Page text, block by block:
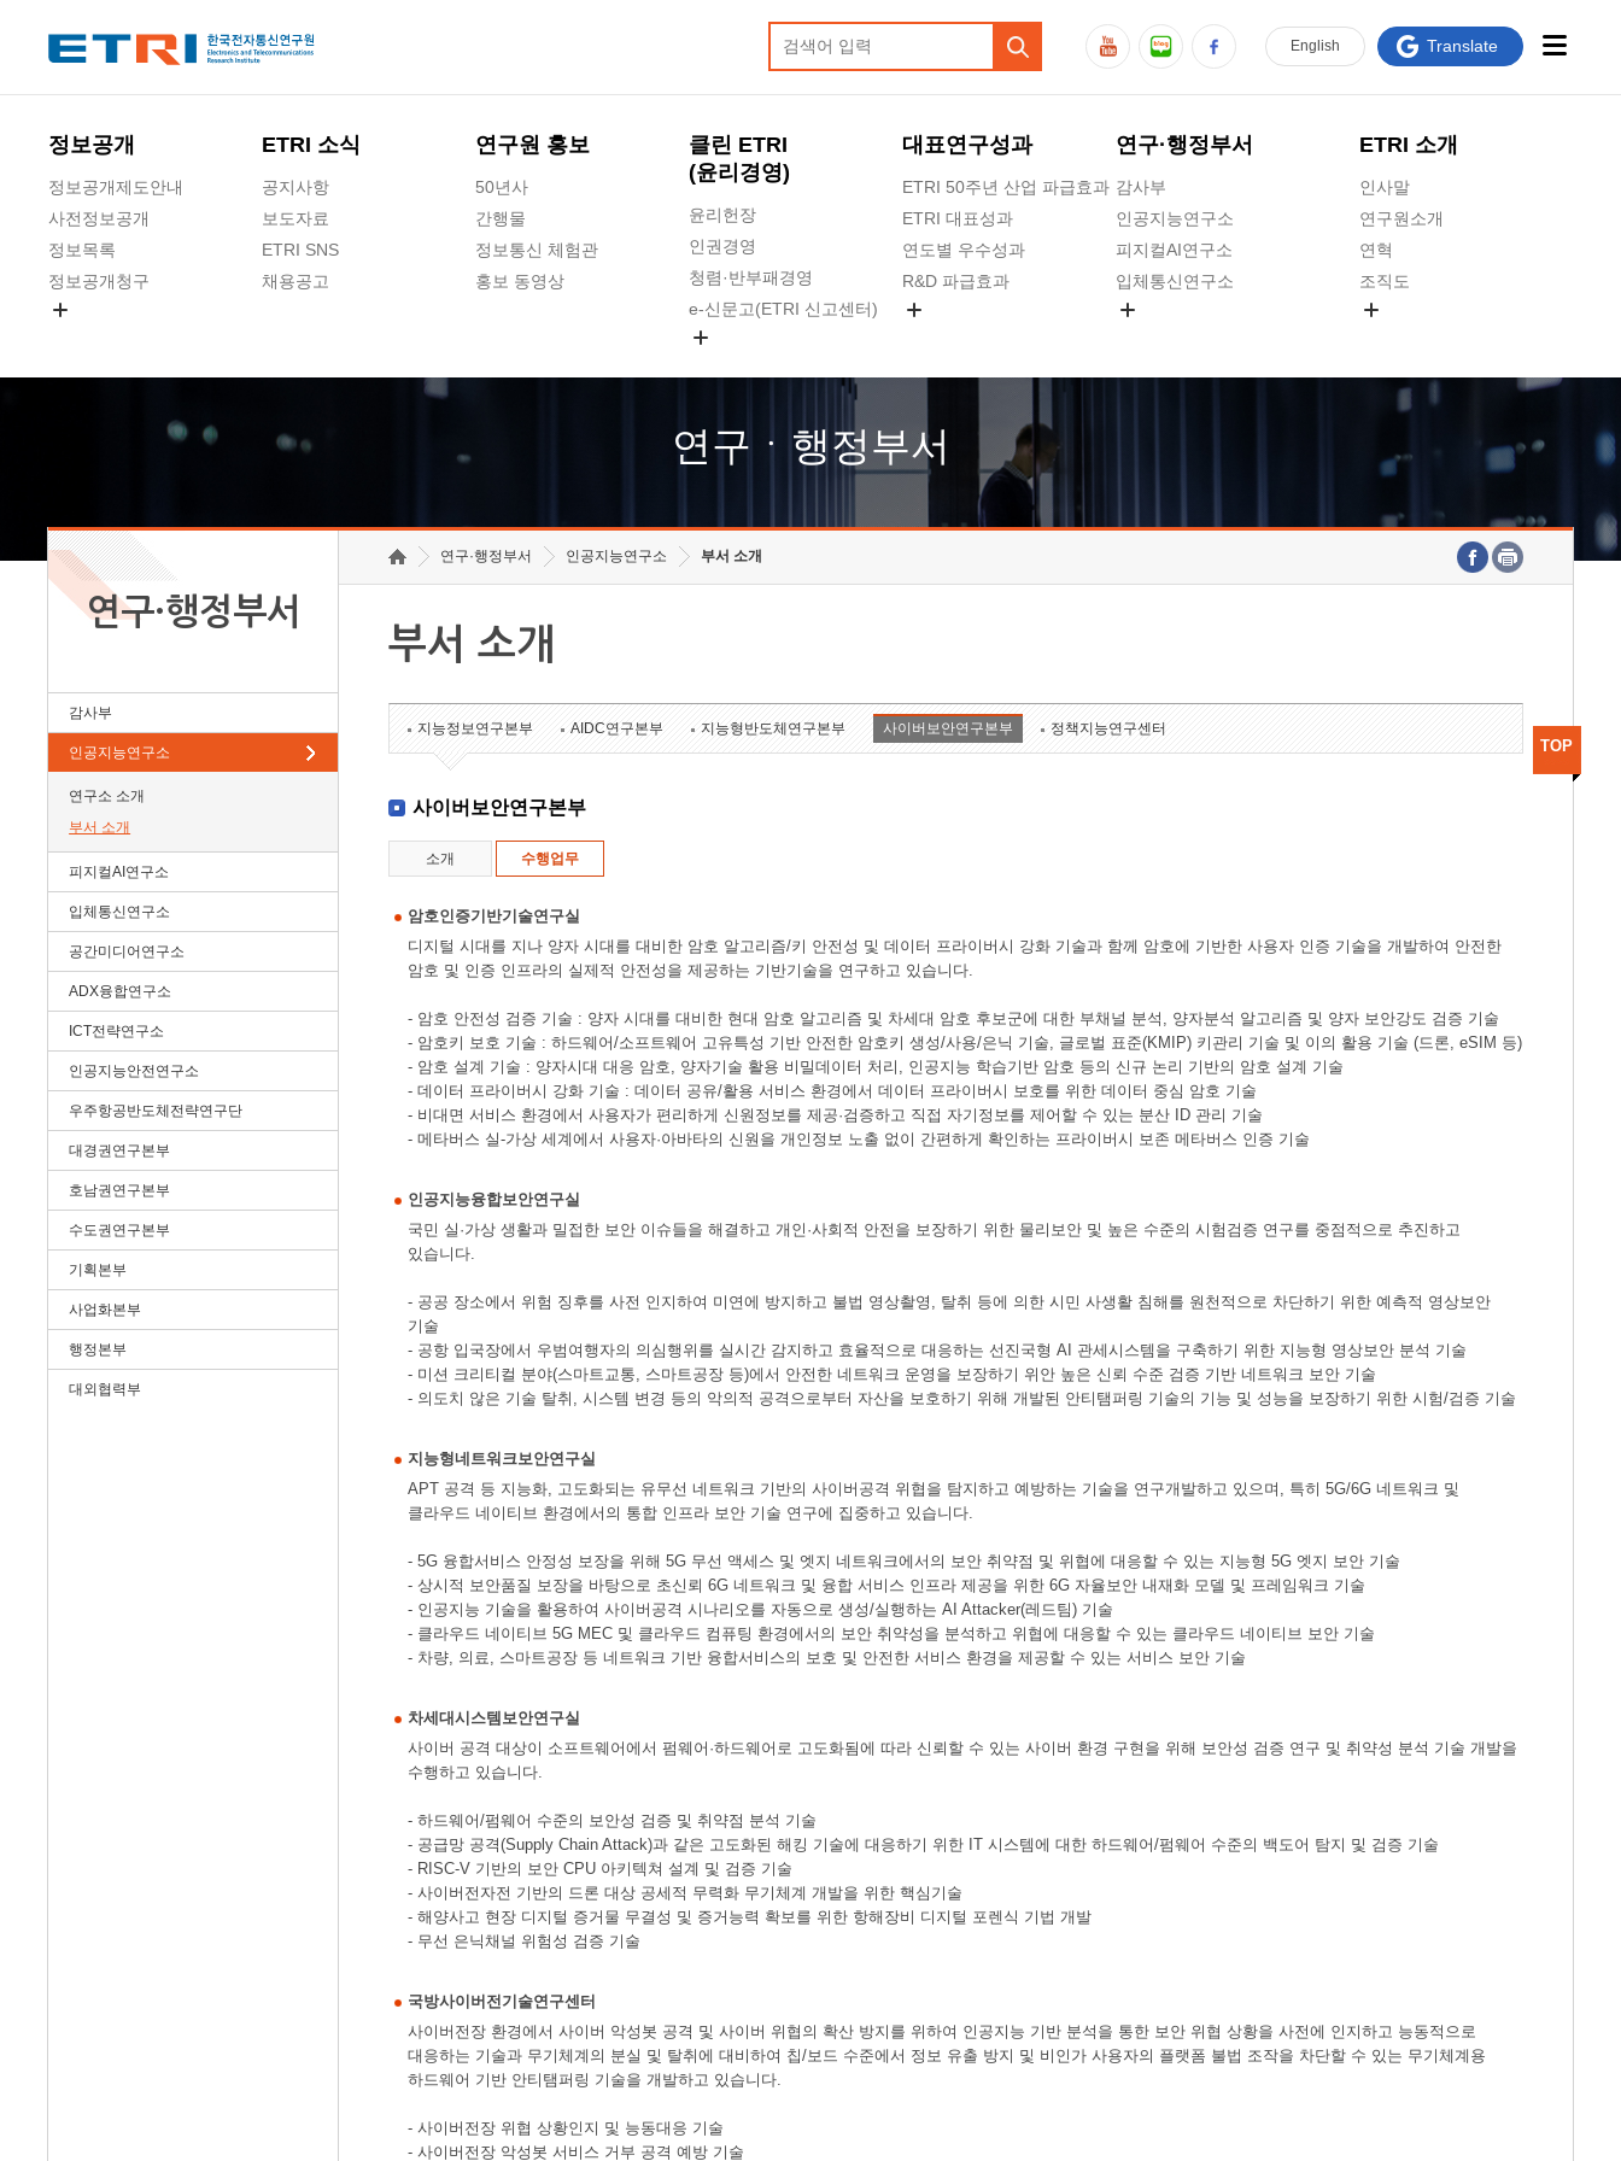
정보공개
정보공개제도안내
사전정보공개
정보목록
정보공개청구
ETRI 소식
공지사항
보도자료
ETRI SNS
채용공고
연구원 홍보
50년사
간행물
정보통신 체험관
홍보 동영상
클린 ETRI
(윤리경영)
윤리헌장
인권경영
청렴·반부패경영
e-신문고(ETRI 신고센터)
고객의소리
수의계약 현황
대표연구성과
ETRI 50주년 산업 파급효과
ETRI 대표성과
연도별 우수성과
R&D 파급효과
연구·행정부서
감사부
인공지능연구소
피지컬AI연구소
입체통신연구소
호남권연구본부
기획본부
ETRI 소개
인사말
연구원소개
연혁
조직도
연구원 고객헌장
주요업무연락처
English Translate
연구ㆍ행정부서
연구·행정부서
감사부
인공지능연구소
연구소 소개
부서 소개
피지컬AI연구소
입체통신연구소
공간미디어연구소
ADX융합연구소
ICT전략연구소
인공지능안전연구소
우주항공반도체전략연구단
대경권연구본부
호남권연구본부
수도권연구본부
기획본부
사업화본부
행정본부
대외협력부
연구·행정부서 인공지능연구소 부서 소개
부서 소개
지능정보연구본부 AIDC연구본부 지능형반도체연구본부 사이버보안연구본부 정책지능연구센터
사이버보안연구본부
소개 수행업무
암호인증기반기술연구실
디지털 시대를 지나 양자 시대를 대비한 암호 알고리즘/키 안전성 및 데이터 프라이버시 강화 기술과 함께 암호에 기반한 사용자 인증 기술을 개발하여 안전한
암호 및 인증 인프라의 실제적 안전성을 제공하는 기반기술을 연구하고 있습니다.
- 암호 안전성 검증 기술 : 양자 시대를 대비한 현대 암호 알고리즘 및 차세대 암호 후보군에 대한 부채널 분석, 양자분석 알고리즘 및 양자 보안강도 검증 기술
- 암호키 보호 기술 : 하드웨어/소프트웨어 고유특성 기반 안전한 암호키 생성/사용/은닉 기술, 글로벌 표준(KMIP) 키관리 기술 및 이의 활용 기술 (드론, eSIM 등)
- 암호 설계 기술 : 양자시대 대응 암호, 양자기술 활용 비밀데이터 처리, 인공지능 학습기반 암호 등의 신규 논리 기반의 암호 설계 기술
- 데이터 프라이버시 강화 기술 : 데이터 공유/활용 서비스 환경에서 데이터 프라이버시 보호를 위한 데이터 중심 암호 기술
- 비대면 서비스 환경에서 사용자가 편리하게 신원정보를 제공·검증하고 직접 자기정보를 제어할 수 있는 분산 ID 관리 기술
- 메타버스 실-가상 세계에서 사용자·아바타의 신원을 개인정보 노출 없이 간편하게 확인하는 프라이버시 보존 메타버스 인증 기술
인공지능융합보안연구실
국민 실·가상 생활과 밀접한 보안 이슈들을 해결하고 개인·사회적 안전을 보장하기 위한 물리보안 및 높은 수준의 시험검증 연구를 중점적으로 추진하고
있습니다.
- 공공 장소에서 위험 징후를 사전 인지하여 미연에 방지하고 불법 영상촬영, 탈취 등에 의한 시민 사생활 침해를 원천적으로 차단하기 위한 예측적 영상보안
기술
- 공항 입국장에서 우범여행자의 의심행위를 실시간 감지하고 효율적으로 대응하는 선진국형 AI 관세시스템을 구축하기 위한 지능형 영상보안 분석 기술
- 미션 크리티컬 분야(스마트교통, 스마트공장 등)에서 안전한 네트워크 운영을 보장하기 위안 높은 신뢰 수준 검증 기반 네트워크 보안 기술
- 의도치 않은 기술 탈취, 시스템 변경 등의 악의적 공격으로부터 자산을 보호하기 위해 개발된 안티탬퍼링 기술의 기능 및 성능을 보장하기 위한 시험/검증 기술
지능형네트워크보안연구실
APT 공격 등 지능화, 고도화되는 유무선 네트워크 기반의 사이버공격 위협을 탐지하고 예방하는 기술을 연구개발하고 있으며, 특히 5G/6G 네트워크 및
클라우드 네이티브 환경에서의 통합 인프라 보안 기술 연구에 집중하고 있습니다.
- 5G 융합서비스 안정성 보장을 위해 5G 무선 액세스 및 엣지 네트워크에서의 보안 취약점 및 위협에 대응할 수 있는 지능형 5G 엣지 보안 기술
- 상시적 보안품질 보장을 바탕으로 초신뢰 6G 네트워크 및 융합 서비스 인프라 제공을 위한 6G 자율보안 내재화 모델 및 프레임워크 기술
- 인공지능 기술을 활용하여 사이버공격 시나리오를 자동으로 생성/실행하는 AI Attacker(레드팀) 기술
- 클라우드 네이티브 5G MEC 및 클라우드 컴퓨팅 환경에서의 보안 취약성을 분석하고 위협에 대응할 수 있는 클라우드 네이티브 보안 기술
- 차량, 의료, 스마트공장 등 네트워크 기반 융합서비스의 보호 및 안전한 서비스 환경을 제공할 수 있는 서비스 보안 기술
차세대시스템보안연구실
사이버 공격 대상이 소프트웨어에서 펌웨어·하드웨어로 고도화됨에 따라 신뢰할 수 있는 사이버 환경 구현을 위해 보안성 검증 연구 및 취약성 분석 기술 개발을
수행하고 있습니다.
- 하드웨어/펌웨어 수준의 보안성 검증 및 취약점 분석 기술
- 공급망 공격(Supply Chain Attack)과 같은 고도화된 해킹 기술에 대응하기 위한 IT 시스템에 대한 하드웨어/펌웨어 수준의 백도어 탐지 및 검증 기술
- RISC-V 기반의 보안 CPU 아키텍쳐 설계 및 검증 기술
- 사이버전자전 기반의 드론 대상 공세적 무력화 무기체계 개발을 위한 핵심기술
- 해양사고 현장 디지털 증거물 무결성 및 증거능력 확보를 위한 항해장비 디지털 포렌식 기법 개발
- 무선 은닉채널 위험성 검증 기술
국방사이버전기술연구센터
사이버전장 환경에서 사이버 악성봇 공격 및 사이버 위협의 확산 방지를 위하여 인공지능 기반 분석을 통한 보안 위협 상황을 사전에 인지하고 능동적으로
대응하는 기술과 무기체계의 분실 및 탈취에 대비하여 칩/보드 수준에서 정보 유출 방지 및 비인가 사용자의 플랫폼 불법 조작을 차단할 수 있는 무기체계용
하드웨어 기반 안티탬퍼링 기술을 개발하고 있습니다.
- 사이버전장 위협 상황인지 및 능동대응 기술
- 사이버전장 악성봇 서비스 거부 공격 예방 기술
TOP